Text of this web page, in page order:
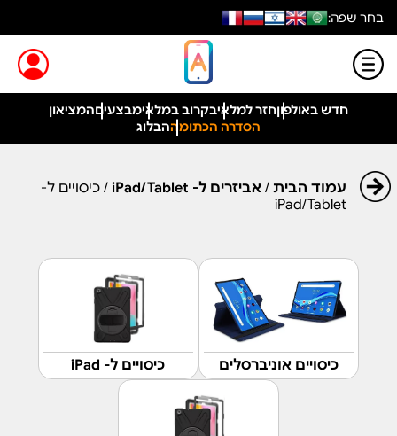
בחר שפה:
חדש באולפוןחזר למלאיבקרוב במלאימבצעיםהמציאון
הסדרה הכתומההבלוג
עמוד הבית/ אביזרים ל- iPad/Tablet
/ כיסויים ל-
iPad/Tablet
כיסויים אוניברסלים כיסויים ל- iPad